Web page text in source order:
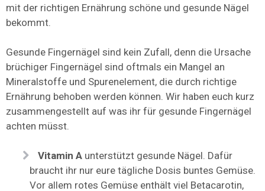
mit der richtigen Ernährung schöne und gesunde Nägel
bekommt.
Gesunde Fingernägel sind kein Zufall, denn die Ursache
brüchiger Fingernägel sind oftmals ein Mangel an
Mineralstoffe und Spurenelement, die durch richtige
Ernährung behoben werden können. Wir haben euch kurz
zusammengestellt auf was ihr für gesunde Fingernägel
achten müsst.
Vitamin A unterstützt gesunde Nägel. Dafür
braucht ihr nur eure tägliche Dosis buntes Gemüse.
Vor allem rotes Gemüse enthält viel Betacarotin,